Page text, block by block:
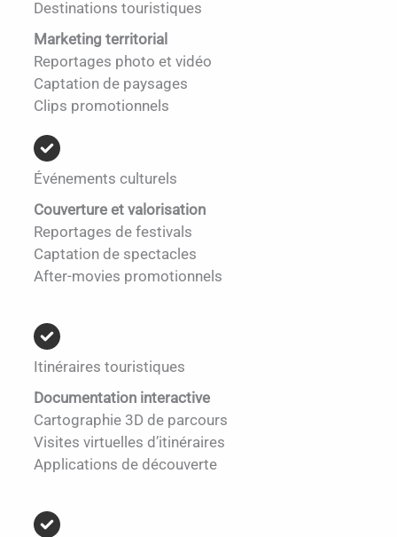
Destinations touristiques
Marketing territorial
Reportages photo et vidéo
Captation de paysages
Clips promotionnels
Événements culturels
Couverture et valorisation
Reportages de festivals
Captation de spectacles
After-movies promotionnels
Itinéraires touristiques
Documentation interactive
Cartographie 3D de parcours
Visites virtuelles d’itinéraires
Applications de découverte